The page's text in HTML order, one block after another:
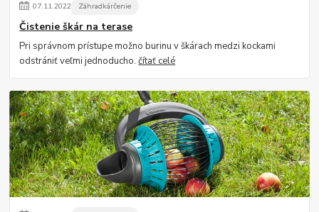
07.11.2022 Záhradkárčenie
Čistenie škár na terase
Pri správnom prístupe možno burinu v škárach medzi kockami
odstrániť veľmi jednoducho.čítať celé